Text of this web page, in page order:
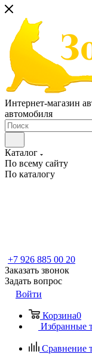
Интернет-магазин
автомобиля
Каталог
По всему сайту
По каталогу
+7 926 885 00 20
Заказать звонок
Задать вопрос
Войти
Корзина0
Избранные
Сравнение